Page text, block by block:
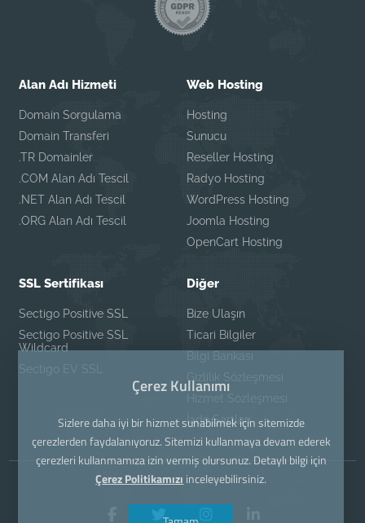
Alan Adı Hizmeti
Domain Sorgulama
Domain Transferi
.TR Domainler
.COM Alan Adı Tescil
.NET Alan Adı Tescil
.ORG Alan Adı Tescil
Web Hosting
Hosting
Sunucu
Reseller Hosting
Radyo Hosting
WordPress Hosting
Joomla Hosting
OpenCart Hosting
SSL Sertifikası
Sectigo Positive SSL
Sectigo Positive SSL
Wildcard
Sectigo EV SSL
Diğer
Bize Ulaşın
Ticari Bilgiler
Bilgi Bankası
Gizlilik Sözleşmesi
Hizmet Sözleşmesi
İade Şartları
Çerez Kullanımı
Sizlere daha iyi bir hizmet sunabilmek için sitemizde
çerezlerden faydalanıyoruz. Sitemizi kullanmaya devam ederek
çerezleri kullanmamıza izin vermiş olursunuz. Detaylı bilgi için
Çerez Politikamızı inceleyebilirsiniz.